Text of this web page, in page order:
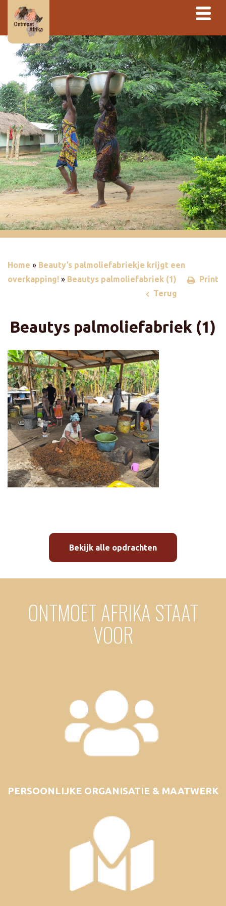
Home » Beauty’s palmoliefabriekje krijgt een
overkapping! » Beautys palmoliefabriek (1)
Print
Terug
Beautys palmoliefabriek (1)
Bekijk alle opdrachten
ONTMOET AFRIKA STAAT
VOOR
PERSOONLIJKE ORGANISATIE & MAATWERK